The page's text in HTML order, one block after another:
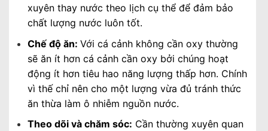
xuyên thay nước theo lịch cụ thể để đảm bảo
chất lượng nước luôn tốt.
Chế độ ăn: Với cá cảnh không cần oxy thường
sẽ ăn ít hơn cá cảnh cần oxy bởi chúng hoạt
động ít hơn tiêu hao năng lượng thấp hơn. Chính
vì thế chỉ nên cho một lượng vừa đủ tránh thức
ăn thừa làm ô nhiễm nguồn nước.
Theo dõi và chăm sóc: Cần thường xuyên quan